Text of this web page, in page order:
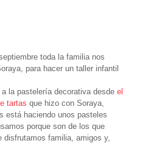
toda la familia nos
para hacer un taller infantil
la pastelería decorativa desde el
tartas que hizo con Soraya,
está haciendo unos pasteles
porque son de los que
disfrutamos familia, amigos y,